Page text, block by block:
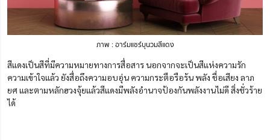
ภาพ : อาร์มแชร์บุนวมสีแดง
สีแดงเป็นสีที่มีความหมายทางการสื่อสารนอกจากจะเป็นสีแห่งความรัก
ความเข้าใจแล้ว ยังสื่อถึงความอบอุ่น ความกระตือรือร้น พลัง ชื่อเสียง ลาภ
ยศ และตามหลักฮวงจุ้ยแล้วสีแดงมีพลังอำนาจป้องกันพลังงานไม่ดี สิ่งชั่วร้าย
ได้